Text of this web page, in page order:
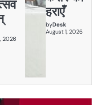
2026
हराएँ
byDesk
August 1, 2026